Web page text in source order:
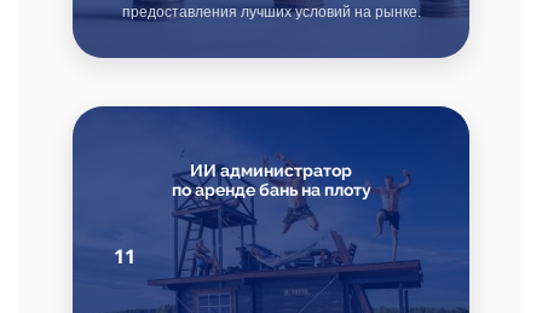
предоставления лучших условий на рынке.
ИИ администратор
по аренде бань на плоту
11